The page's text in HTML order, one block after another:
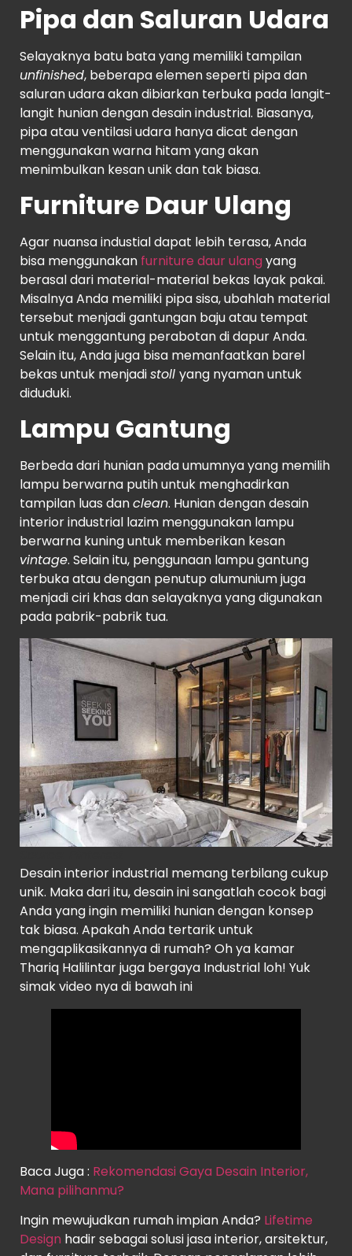
Pipa dan Saluran Udara
Selayaknya batu bata yang memiliki tampilan
unfinished, beberapa elemen seperti pipa dan
saluran udara akan dibiarkan terbuka pada langit-
langit hunian dengan desain industrial. Biasanya,
pipa atau ventilasi udara hanya dicat dengan
menggunakan warna hitam yang akan
menimbulkan kesan unik dan tak biasa.
Furniture Daur Ulang
Agar nuansa industial dapat lebih terasa, Anda
bisa menggunakan furniture daur ulang yang
berasal dari material-material bekas layak pakai.
Misalnya Anda memiliki pipa sisa, ubahlah material
tersebut menjadi gantungan baju atau tempat
untuk menggantung perabotan di dapur Anda.
Selain itu, Anda juga bisa memanfaatkan barel
bekas untuk menjadistoll yang nyaman untuk
diduduki.
Lampu Gantung
Berbeda dari hunian pada umumnya yang memilih
lampu berwarna putih untuk menghadirkan
tampilan luas danclean. Hunian dengan desain
interior industrial lazim menggunakan lampu
berwarna kuning untuk memberikan kesan
vintage. Selain itu, penggunaan lampu gantung
terbuka atau dengan penutup alumunium juga
menjadi ciri khas dan selayaknya yang digunakan
pada pabrik-pabrik tua.
Desain interior industrial memang terbilang cukup
unik. Maka dari itu, desain ini sangatlah cocok bagi
Anda yang ingin memiliki hunian dengan konsep
tak biasa. Apakah Anda tertarik untuk
mengaplikasikannya di rumah? Oh ya kamar
Thariq Halilintar juga bergaya Industrial loh! Yuk
simak video nya di bawah ini
Baca Juga : Rekomendasi Gaya Desain Interior,
Mana pilihanmu?
Ingin mewujudkan rumah impian Anda? Lifetime
Design hadir sebagai solusi jasa interior, arsitektur,